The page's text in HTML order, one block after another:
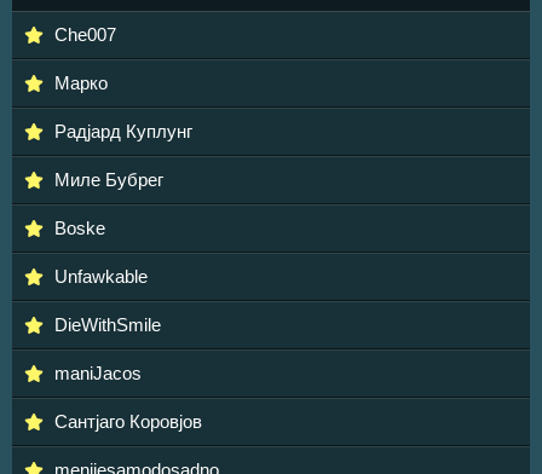
Che007
Марко
Радјард Куплунг
Миле Бубрег
Boskе
Unfawkable
DieWithSmile
maniJacos
Сантјаго Коровјов
menijesamodosadno